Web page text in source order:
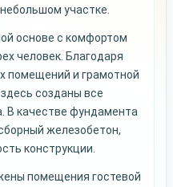
участке.
основе с комфортом
человек. Благодаря
помещений и грамотной
созданы все
В качестве фундамента
железобетон,
конструкции.
помещения гостевой